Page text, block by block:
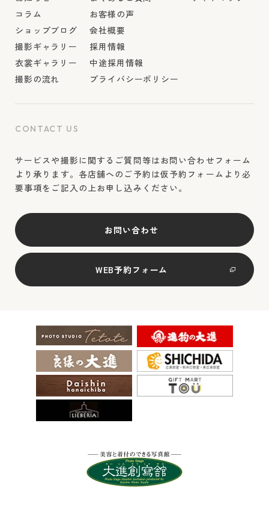
コラム
ショップブログ
撮影ギャラリー
衣裳ギャラリー
撮影の流れ
お客様の声
会社概要
採用情報
中途採用情報
プライバシーポリシー
CONTACT US
サービスや撮影に関するご質問等はお問い合わせフォーム
より承ります。各店舗へのご予約は仮予約フォームより必
要事項をご記入の上お申し込みください。
お問い合わせ
WEB予約フォーム